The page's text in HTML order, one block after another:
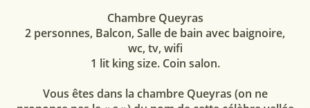
Chambre Queyras
2 personnes, Balcon, Salle de bain avec baignoire,
wc, tv, wifi
1 lit king size. Coin salon.
Vous êtes dans la chambre Queyras (on ne